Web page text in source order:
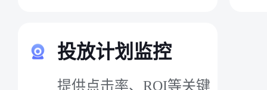
投放计划监控
提供点击率、ROI等关键